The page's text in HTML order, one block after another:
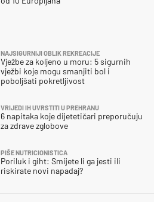
NAJSIGURNIJI OBLIK REKREACIJE
Vježbe za koljeno u moru: 5 sigurnih
vježbi koje mogu smanjiti bol i
poboljšati pokretljivost
VRIJEDI IH UVRSTITI U PREHRANU
6 napitaka koje dijetetičari preporučuju
za zdrave zglobove
PIŠE NUTRICIONISTICA
Poriluk i giht: Smijete li ga jesti ili
riskirate novi napadaj?